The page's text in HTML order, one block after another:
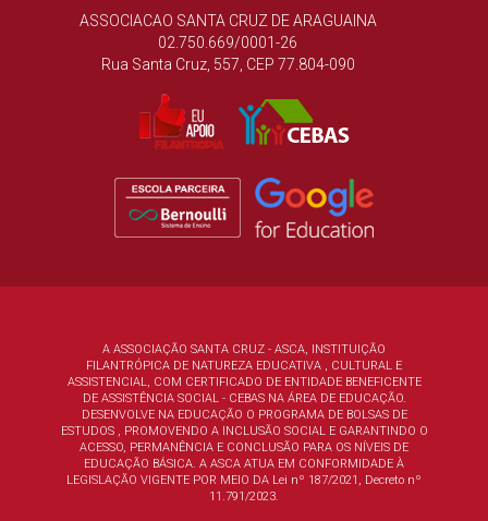
ASSOCIACAO SANTA CRUZ DE ARAGUAINA
02.750.669/0001-26
Rua Santa Cruz, 557, CEP 77.804-090
A ASSOCIAÇÃO SANTA CRUZ - ASCA, INSTITUIÇÃO
FILANTRÓPICA DE NATUREZA EDUCATIVA , CULTURAL E
ASSISTENCIAL, COM CERTIFICADO DE ENTIDADE BENEFICENTE
DE ASSISTÊNCIA SOCIAL - CEBAS NA ÁREA DE EDUCAÇÃO.
DESENVOLVE NA EDUCAÇÃO O PROGRAMA DE BOLSAS DE
ESTUDOS , PROMOVENDO A INCLUSÃO SOCIAL E GARANTINDO O
ACESSO, PERMANÊNCIA E CONCLUSÃO PARA OS NÍVEIS DE
EDUCAÇÃO BÁSICA. A ASCA ATUA EM CONFORMIDADE À
LEGISLAÇÃO VIGENTE POR MEIO DA Lei nº 187/2021, Decreto nº
11.791/2023.